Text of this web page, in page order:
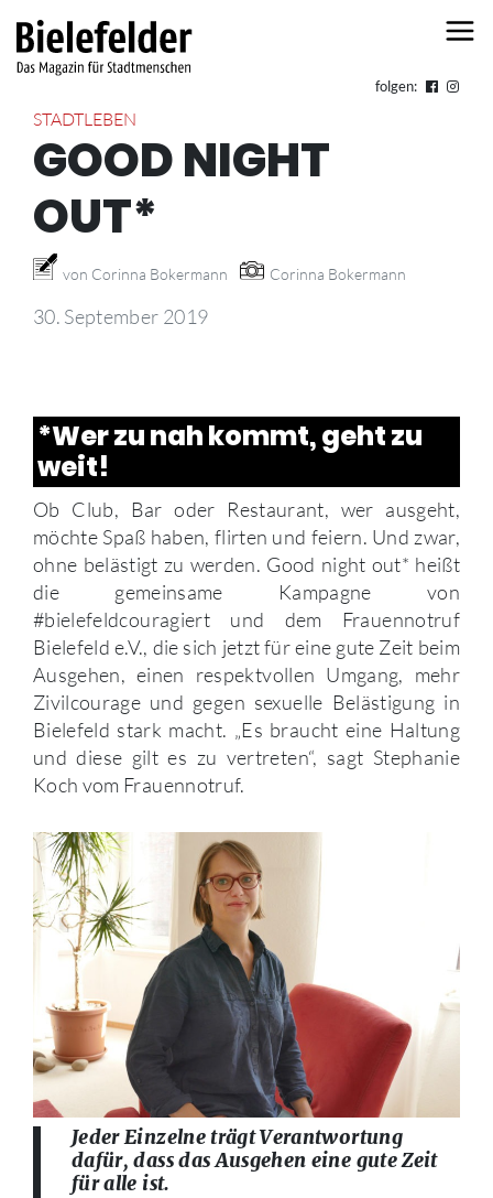
folgen:
STADTLEBEN
GOOD NIGHT
OUT*
von Corinna Bokermann Corinna Bokermann
30. September 2019
*Wer zu nah kommt, geht zu
weit!
Ob Club, Bar oder Restaurant, wer ausgeht,
möchte Spaß haben, flirten und feiern. Und zwar,
ohne belästigt zu werden. Good night out* heißt
die gemeinsame Kampagne von
#bielefeldcouragiert und dem Frauennotruf
Bielefeld e.V., die sich jetzt für eine gute Zeit beim
Ausgehen, einen respektvollen Umgang, mehr
Zivilcourage und gegen sexuelle Belästigung in
Bielefeld stark macht. „Es braucht eine Haltung
und diese gilt es zu vertreten“, sagt Stephanie
Koch vom Frauennotruf.
Jeder Einzelne trägt Verantwortung
dafür, dass das Ausgehen eine gute Zeit
für alle ist.